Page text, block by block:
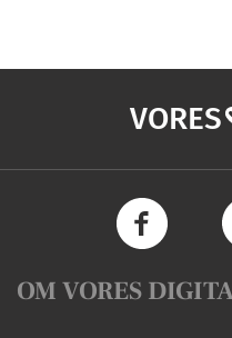
VORES
OM VORES